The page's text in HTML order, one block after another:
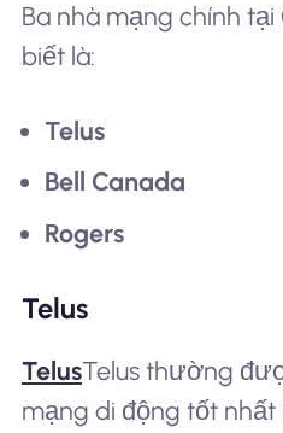
Ba nhà mạng chính
biết là:
Telus
Bell Canada
Rogers
Telus
TelusTelus thường
mạng di động tốt